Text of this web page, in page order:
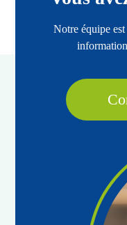
Notre équipe